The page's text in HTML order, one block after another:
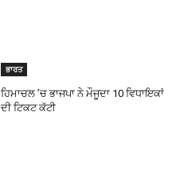
ਭਾਰਤ
ਹਿਮਾਚਲ ’ਚ ਭਾਜਪਾ ਨੇ ਮੌਜੂਦਾ 10 ਵਿਧਾਇਕਾਂ
ਦੀ ਟਿਕਟ ਕੱਟੀ